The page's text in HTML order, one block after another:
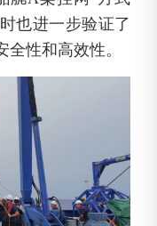
也进一步验证了
性和高效性。